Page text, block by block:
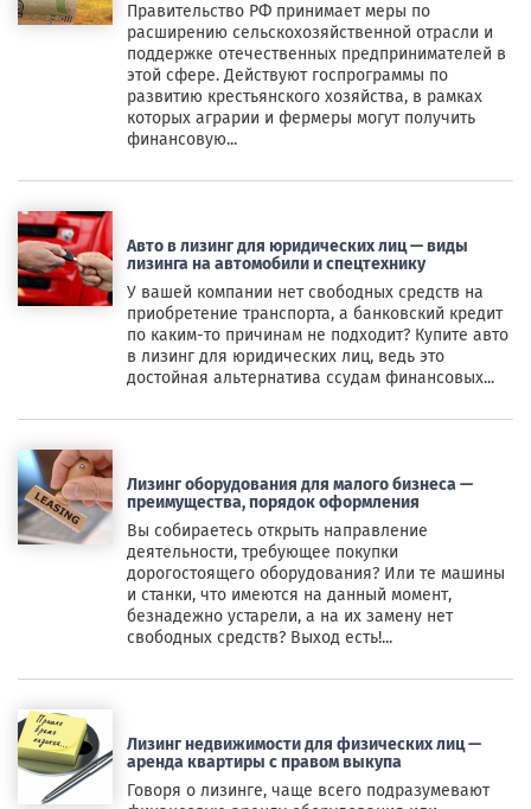
Правительство РФ принимает меры по
расширению сельскохозяйственной отрасли и
поддержке отечественных предпринимателей в
этой сфере. Действуют госпрограммы по
развитию крестьянского хозяйства, в рамках
которых аграрии и фермеры могут получить
финансовую...
Авто в лизинг для юридических лиц — виды
лизинга на автомобили и спецтехнику
У вашей компании нет свободных средств на
приобретение транспорта, а банковский кредит
по каким-то причинам не подходит? Купите авто
в лизинг для юридических лиц, ведь это
достойная альтернатива ссудам финансовых...
Лизинг оборудования для малого бизнеса —
преимущества, порядок оформления
Вы собираетесь открыть направление
деятельности, требующее покупки
дорогостоящего оборудования? Или те машины
и станки, что имеются на данный момент,
безнадежно устарели, а на их замену нет
свободных средств? Выход есть!...
Лизинг недвижимости для физических лиц —
аренда квартиры с правом выкупа
Говоря о лизинге, чаще всего подразумевают